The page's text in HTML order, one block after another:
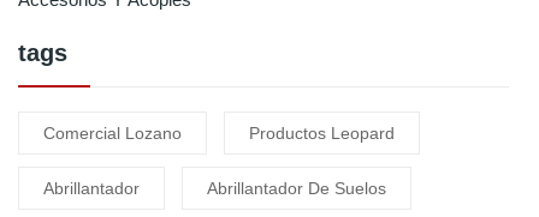
tags
Comercial Lozano Productos Leopard
Abrillantador Abrillantador De Suelos